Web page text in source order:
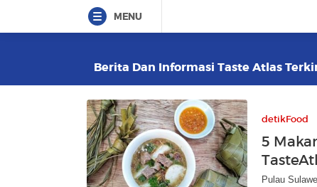
MENU
Berita Dan Informasi Taste Atlas
detikFood
5
Pulau